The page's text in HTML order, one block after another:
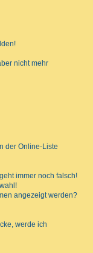
nicht mehr
der Online-Liste
immer noch falsch!
angezeigt werden?
werde ich